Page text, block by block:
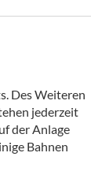
Des Weiteren
jederzeit
der Anlage
Bahnen